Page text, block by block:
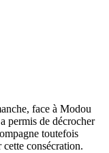
face à Modou
permis de décrocher
toutefois
consécration.